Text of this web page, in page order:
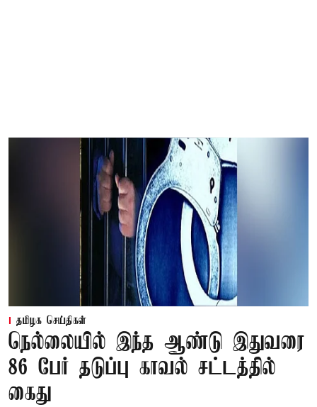
தமிழக செய்திகள்
நெல்லையில் இந்த ஆண்டு இதுவரை
86 பேர் தடுப்பு காவல் சட்டத்தில்
கைது